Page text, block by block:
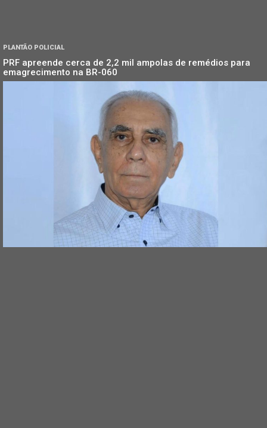
PLANTÃO POLICIAL
PRF apreende cerca de 2,2 mil ampolas de remédios para
emagrecimento na BR-060